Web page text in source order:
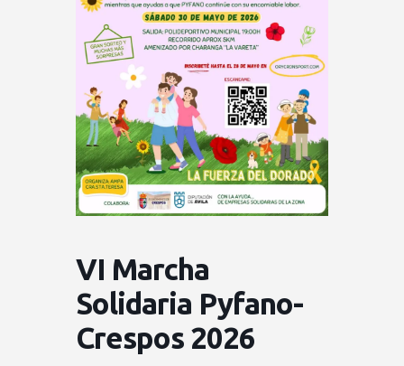
VI Marcha
Solidaria Pyfano-
Crespos 2026